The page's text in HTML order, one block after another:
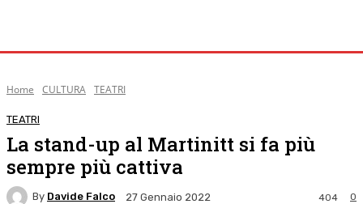
Home CULTURA TEATRI
TEATRI
La stand-up al Martinitt si fa più
sempre più cattiva
By Davide Falco 27 Gennaio 2022 0
404